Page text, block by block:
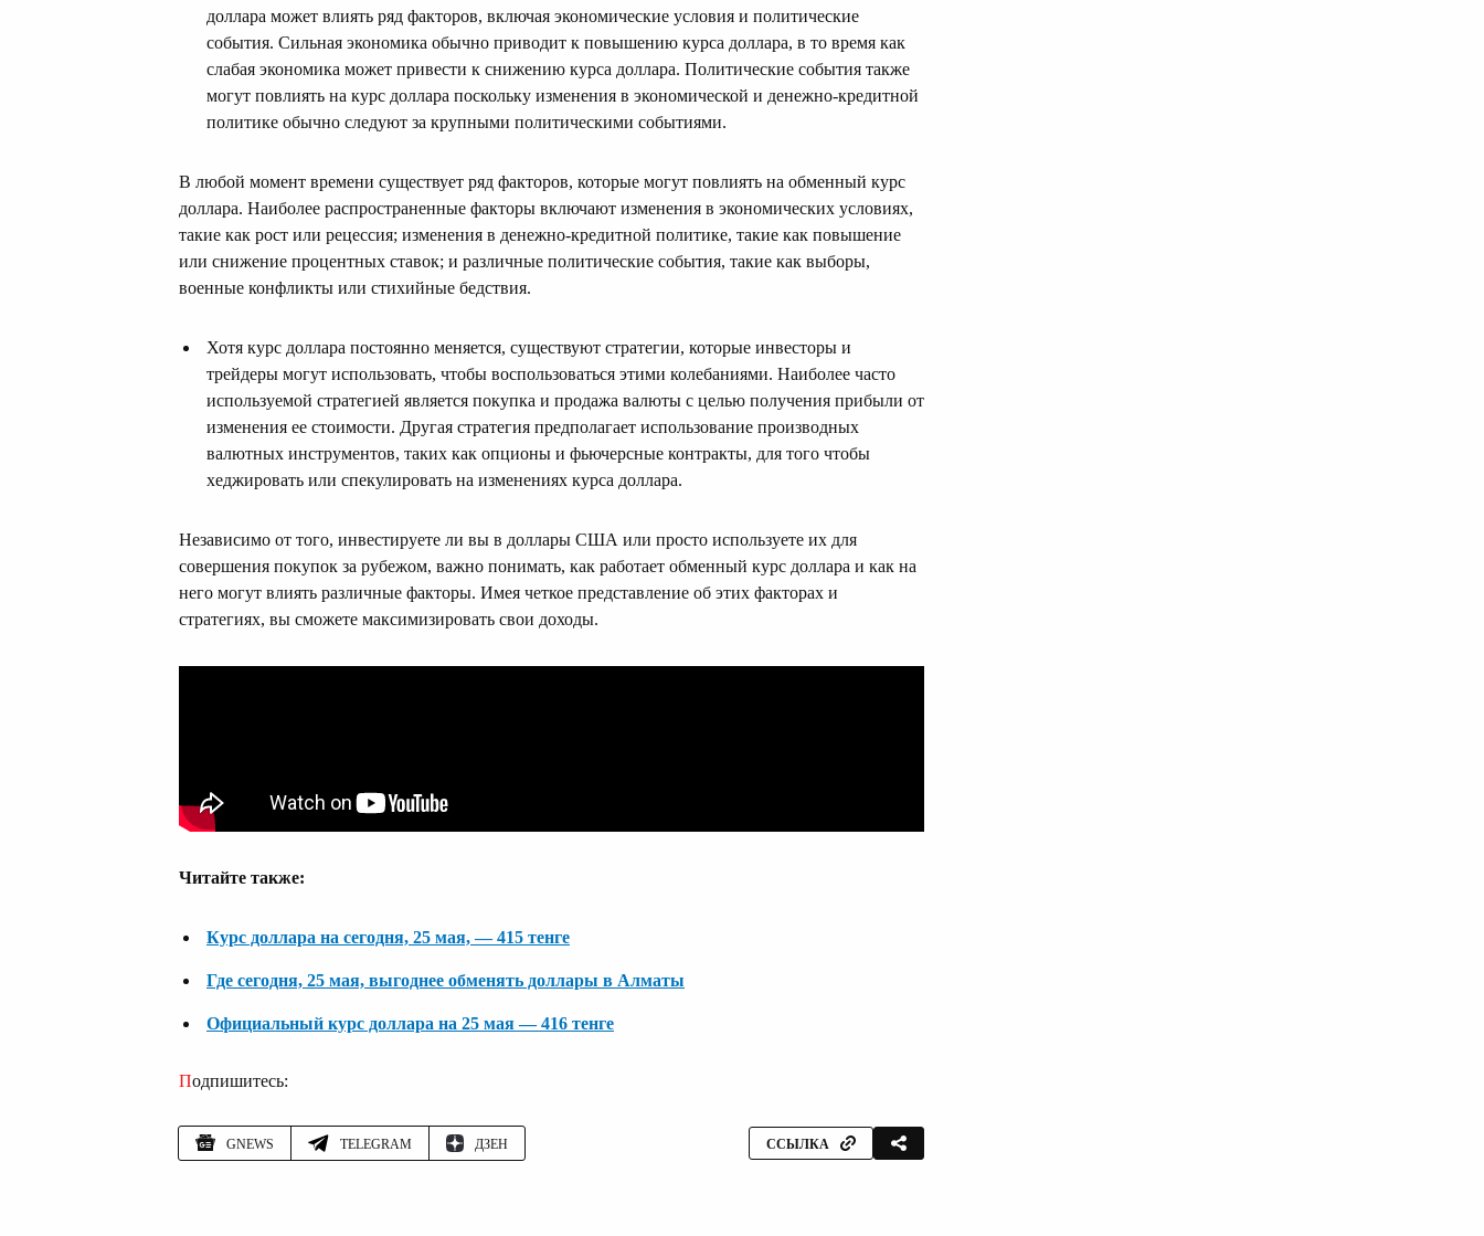
доллара может влиять ряд факторов, включая экономические условия и политические
события. Сильная экономика обычно приводит к повышению курса доллара, в то время как
слабая экономика может привести к снижению курса доллара. Политические события также
могут повлиять на курс доллара поскольку изменения в экономической и денежно-кредитной
политике обычно следуют за крупными политическими событиями.
В любой момент времени существует ряд факторов, которые могут повлиять на обменный курс
доллара. Наиболее распространенные факторы включают изменения в экономических условиях,
такие как рост или рецессия; изменения в денежно-кредитной политике, такие как повышение
или снижение процентных ставок; и различные политические события, такие как выборы,
военные конфликты или стихийные бедствия.
Хотя курс доллара постоянно меняется, существуют стратегии, которые инвесторы и
трейдеры могут использовать, чтобы воспользоваться этими колебаниями. Наиболее часто
используемой стратегией является покупка и продажа валюты с целью получения прибыли от
изменения ее стоимости. Другая стратегия предполагает использование производных
валютных инструментов, таких как опционы и фьючерсные контракты, для того чтобы
хеджировать или спекулировать на изменениях курса доллара.
Независимо от того, инвестируете ли вы в доллары США или просто используете их для
совершения покупок за рубежом, важно понимать, как работает обменный курс доллара и как на
него могут влиять различные факторы. Имея четкое представление об этих факторах и
стратегиях, вы сможете максимизировать свои доходы.
Читайте также:
Курс доллара на сегодня, 25 мая, — 415 тенге
Где сегодня, 25 мая, выгоднее обменять доллары в Алматы
Официальный курс доллара на 25 мая — 416 тенге
Подпишитесь:
GNEWS TELEGRAM ДЗЕН ССЫЛКА